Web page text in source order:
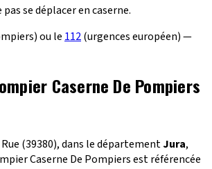
se déplacer en caserne.
ou le 112(urgences européen) —
Caserne De Pompiers
(39380), dans le départementJura,
Caserne De Pompiers est référencée